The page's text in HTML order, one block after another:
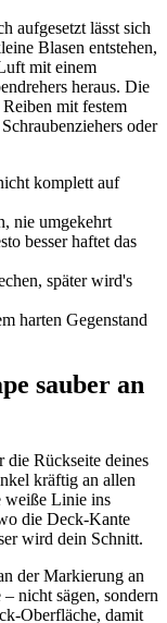
aufgesetzt lässt sich
Blasen entstehen,
mit einem
heraus. Die
mit festem
oder
komplett auf
nie umgekehrt
besser haftet das
später wird's
harten Gegenstand
sauber an
die Rückseite deines
kräftig an allen
weiße Linie ins
die Deck-Kante
wird dein Schnitt.
der Markierung an
nicht sägen, sondern
Oberfläche, damit